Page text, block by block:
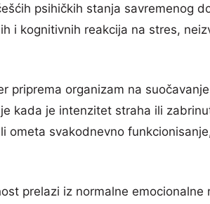
psihičkih stanja savremenog
i kognitivnih reakcija na stres,
priprema organizam na
kada je intenzitet straha ili
ometa svakodnevno
prelazi iz normalne emocionalne